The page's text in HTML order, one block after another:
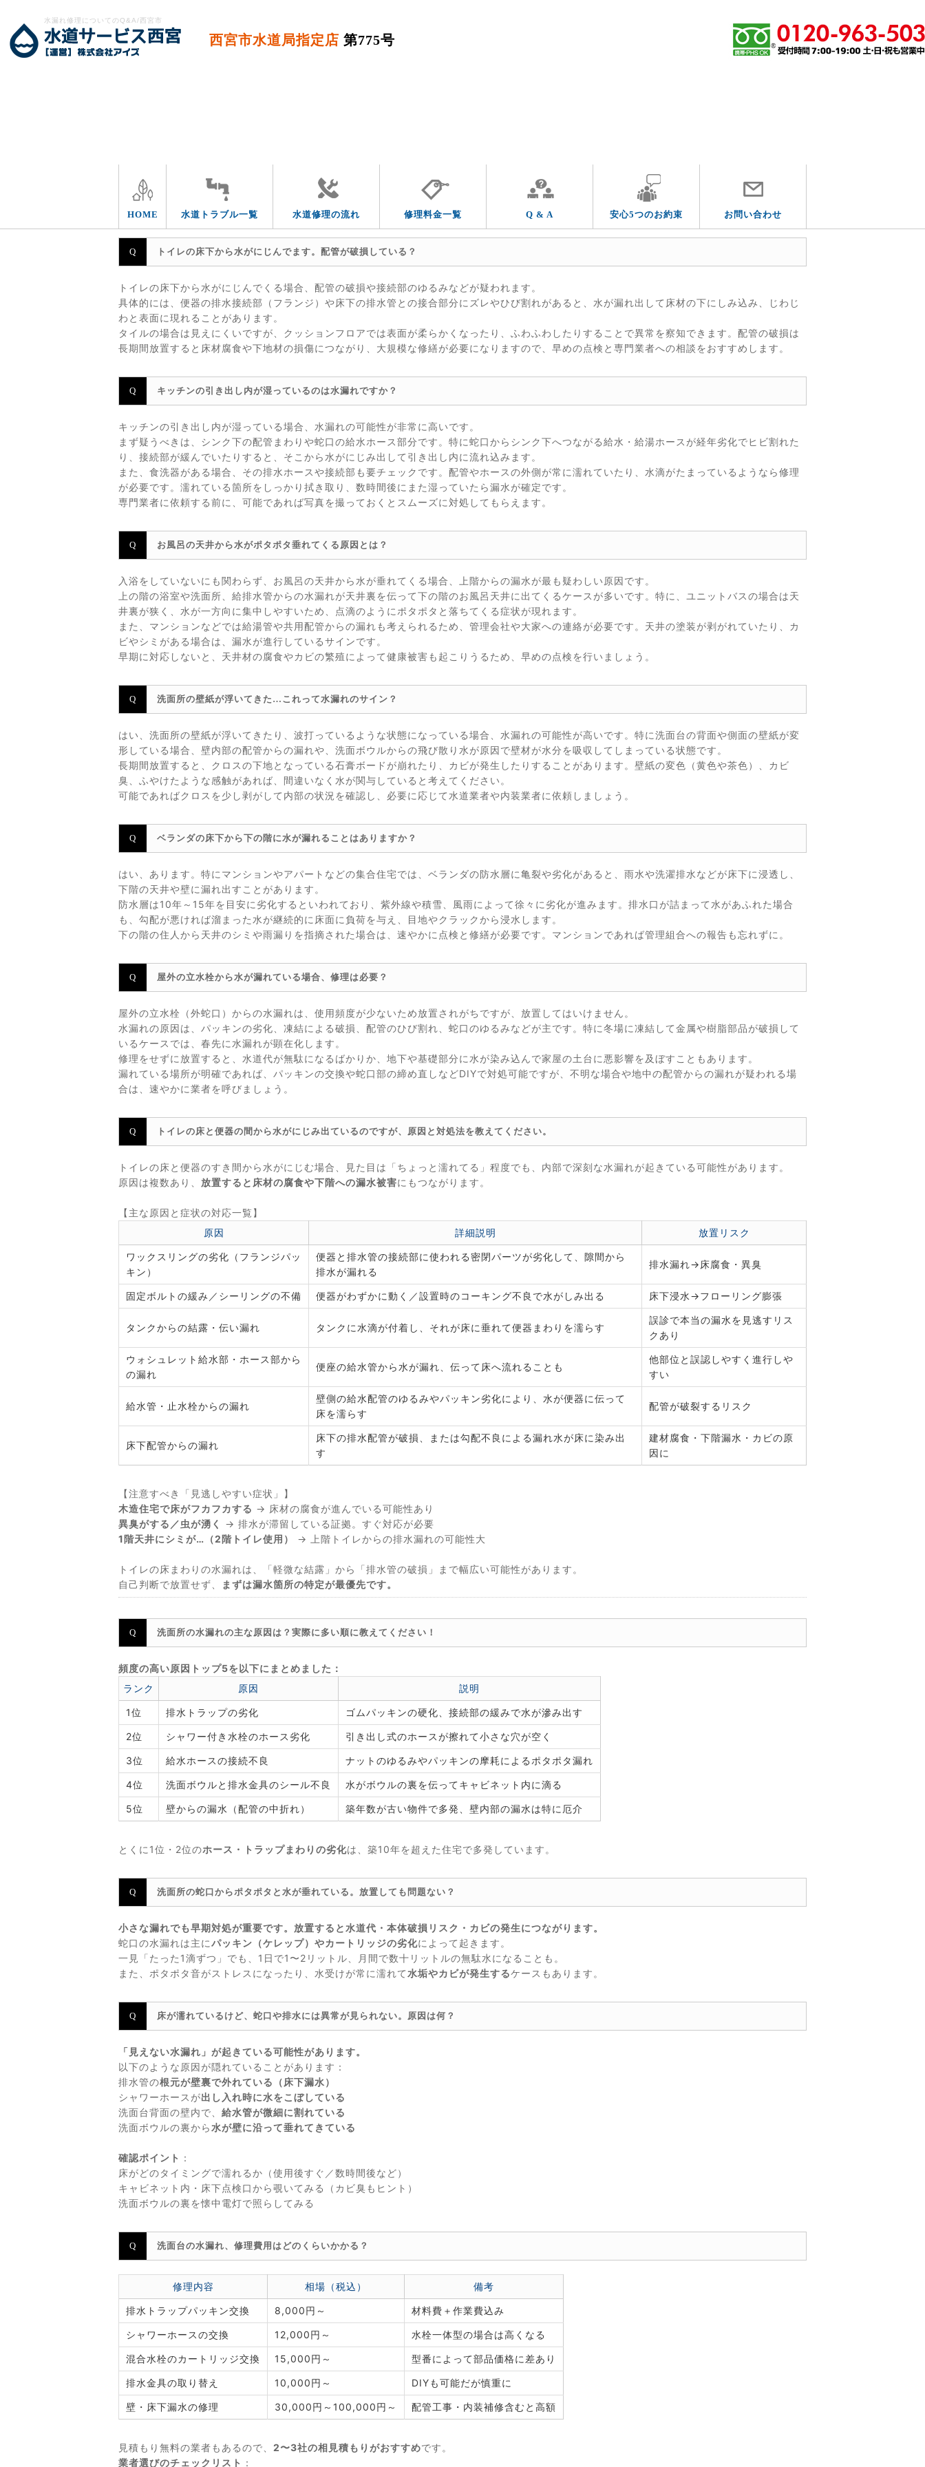
水漏れ修理についてのQ&A/西宮市
西宮市水道局指定店 第775号
HOME 水道トラブル一覧 水道修理の流れ 修理料金一覧 Q & A 安心5つのお約束 お問い合わせ
QUESTION & ANSWER
トイレの床下から水がにじんでます。配管が破損している？
トイレの床下から水がにじんでくる場合、配管の破損や接続部のゆるみなどが疑われます。
具体的には、便器の排水接続部（フランジ）や床下の排水管との接合部分にズレやひび割れがあると、水が漏れ出して床材の下にしみ込み、じわじ
わと表面に現れることがあります。
タイルの場合は見えにくいですが、クッションフロアでは表面が柔らかくなったり、ふわふわしたりすることで異常を察知できます。配管の破損は
長期間放置すると床材腐食や下地材の損傷につながり、大規模な修繕が必要になりますので、早めの点検と専門業者への相談をおすすめします。
キッチンの引き出し内が湿っているのは水漏れですか？
キッチンの引き出し内が湿っている場合、水漏れの可能性が非常に高いです。
まず疑うべきは、シンク下の配管まわりや蛇口の給水ホース部分です。特に蛇口からシンク下へつながる給水・給湯ホースが経年劣化でヒビ割れた
り、接続部が緩んでいたりすると、そこから水がにじみ出して引き出し内に流れ込みます。
また、食洗器がある場合、その排水ホースや接続部も要チェックです。配管やホースの外側が常に濡れていたり、水滴がたまっているようなら修理
が必要です。濡れている箇所をしっかり拭き取り、数時間後にまた湿っていたら漏水が確定です。
専門業者に依頼する前に、可能であれば写真を撮っておくとスムーズに対処してもらえます。
お風呂の天井から水がポタポタ垂れてくる原因とは？
入浴をしていないにも関わらず、お風呂の天井から水が垂れてくる場合、上階からの漏水が最も疑わしい原因です。
上の階の浴室や洗面所、給排水管からの水漏れが天井裏を伝って下の階のお風呂天井に出てくるケースが多いです。特に、ユニットバスの場合は天
井裏が狭く、水が一方向に集中しやすいため、点滴のようにポタポタと落ちてくる症状が現れます。
また、マンションなどでは給湯管や共用配管からの漏れも考えられるため、管理会社や大家への連絡が必要です。天井の塗装が剥がれていたり、カ
ビやシミがある場合は、漏水が進行しているサインです。
早期に対応しないと、天井材の腐食やカビの繁殖によって健康被害も起こりうるため、早めの点検を行いましょう。
洗面所の壁紙が浮いてきた…これって水漏れのサイン？
はい、洗面所の壁紙が浮いてきたり、波打っているような状態になっている場合、水漏れの可能性が高いです。特に洗面台の背面や側面の壁紙が変
形している場合、壁内部の配管からの漏れや、洗面ボウルからの飛び散り水が原因で壁材が水分を吸収してしまっている状態です。
長期間放置すると、クロスの下地となっている石膏ボードが崩れたり、カビが発生したりすることがあります。壁紙の変色（黄色や茶色）、カビ
臭、ふやけたような感触があれば、間違いなく水が関与していると考えてください。
可能であればクロスを少し剥がして内部の状況を確認し、必要に応じて水道業者や内装業者に依頼しましょう。
ベランダの床下から下の階に水が漏れることはありますか？
はい、あります。特にマンションやアパートなどの集合住宅では、ベランダの防水層に亀裂や劣化があると、雨水や洗濯排水などが床下に浸透し、
下階の天井や壁に漏れ出すことがあります。
防水層は10年～15年を目安に劣化するといわれており、紫外線や積雪、風雨によって徐々に劣化が進みます。排水口が詰まって水があふれた場合
も、勾配が悪ければ溜まった水が継続的に床面に負荷を与え、目地やクラックから浸水します。
下の階の住人から天井のシミや雨漏りを指摘された場合は、速やかに点検と修繕が必要です。マンションであれば管理組合への報告も忘れずに。
屋外の立水栓から水が漏れている場合、修理は必要？
屋外の立水栓（外蛇口）からの水漏れは、使用頻度が少ないため放置されがちですが、放置してはいけません。
水漏れの原因は、パッキンの劣化、凍結による破損、配管のひび割れ、蛇口のゆるみなどが主です。特に冬場に凍結して金属や樹脂部品が破損して
いるケースでは、春先に水漏れが顕在化します。
修理をせずに放置すると、水道代が無駄になるばかりか、地下や基礎部分に水が染み込んで家屋の土台に悪影響を及ぼすこともあります。
漏れている場所が明確であれば、パッキンの交換や蛇口部の締め直しなどDIYで対処可能ですが、不明な場合や地中の配管からの漏れが疑われる場
合は、速やかに業者を呼びましょう。
トイレの床と便器の間から水がにじみ出ているのですが、原因と対処法を教えてください。
トイレの床と便器のすき間から水がにじむ場合、見た目は「ちょっと濡れてる」程度でも、内部で深刻な水漏れが起きている可能性があります。
原因は複数あり、 放置すると床材の腐食や下階への漏水被害にもつながります。
【主な原因と症状の対応一覧】
原因
詳細説明 放置リスク
ワックスリングの劣化（フランジパッ
キン）
便器と排水管の接続部に使われる密閉パーツが劣化して、隙間から
排水が漏れる
排水漏れ→床腐食・異臭
固定ボルトの緩み／シーリングの不備 便器がわずかに動く／設置時のコーキング不良で水がしみ出る 床下浸水→フローリング膨張
タンクからの結露・伝い漏れ タンクに水滴が付着し、それが床に垂れて便器まわりを濡らす
誤診で本当の漏水を見逃すリス
クあり
ウォシュレット給水部・ホース部から
の漏れ
便座の給水管から水が漏れ、伝って床へ流れることも
他部位と誤認しやすく進行しや
すい
給水管・止水栓からの漏れ
壁側の給水配管のゆるみやパッキン劣化により、水が便器に伝って
床を濡らす
配管が破裂するリスク
床下配管からの漏れ
床下の排水配管が破損、または勾配不良による漏れ水が床に染み出
す
建材腐食・下階漏水・カビの原
因に
【注意すべき「見逃しやすい症状」】
木造住宅で床がフカフカする → 床材の腐食が進んでいる可能性あり
異臭がする／虫が湧く
→ 排水が滞留している証拠。すぐ対応が必要
1階天井にシミが…（2階トイレ使用）
→ 上階トイレからの排水漏れの可能性大
トイレの床まわりの水漏れは、「軽微な結露」から「排水管の破損」まで幅広い可能性があります。
自己判断で放置せず、
まずは漏水箇所の特定が最優先です。
洗面所の水漏れの主な原因は？実際に多い順に教えてください！
頻度の高い原因トップ5を以下にまとめました：
ランク
原因 説明
1位 排水トラップの劣化 ゴムパッキンの硬化、接続部の緩みで水が滲み出す
2位 シャワー付き水栓のホース劣化 引き出し式のホースが擦れて小さな穴が空く
3位 給水ホースの接続不良 ナットのゆるみやパッキンの摩耗によるポタポタ漏れ
4位 洗面ボウルと排水金具のシール不良 水がボウルの裏を伝ってキャビネット内に滴る
5位 壁からの漏水（配管の中折れ） 築年数が古い物件で多発、壁内部の漏水は特に厄介
とくに1位・2位のホース・トラップまわりの劣化は、築10年を超えた住宅で多発しています。
洗面所の蛇口からポタポタと水が垂れている。放置しても問題ない？
小さな漏れでも早期対処が重要です。放置すると水道代・本体破損リスク・カビの発生につながります。
蛇口の水漏れは主にパッキン（ケレップ）やカートリッジの劣化によって起きます。
一見「たった1滴ずつ」でも、1日で1〜2リットル、月間で数十リットルの無駄水になることも。
また、ポタポタ音がストレスになったり、水受けが常に濡れて水垢やカビが発生するケースもあります。
床が濡れているけど、蛇口や排水には異常が見られない。原因は何？
「見えない水漏れ」が起きている可能性があります。
以下のような原因が隠れていることがあります：
排水管の根元が壁裏で外れている（床下漏水）
シャワーホースが出し入れ時に水をこぼしている
洗面台背面の壁内で、 給水管が微細に割れている
洗面ボウルの裏から水が壁に沿って垂れてきている
確認ポイント ：
床がどのタイミングで濡れるか（使用後すぐ／数時間後など）
キャビネット内・床下点検口から覗いてみる（カビ臭もヒント）
洗面ボウルの裏を懐中電灯で照らしてみる
洗面台の水漏れ、修理費用はどのくらいかかる？
修理内容 相場（税込） 備考
排水トラップパッキン交換 8,000円～ 材料費＋作業費込み
シャワーホースの交換 12,000円～ 水栓一体型の場合は高くなる
混合水栓のカートリッジ交換 15,000円～ 型番によって部品価格に差あり
排水金具の取り替え 10,000円～ DIYも可能だが慎重に
壁・床下漏水の修理 30,000円～100,000円～ 配管工事・内装補修含むと高額
見積もり無料の業者もあるので、 2〜3社の相見積もりがおすすめです。
業者選びのチェックリスト ：